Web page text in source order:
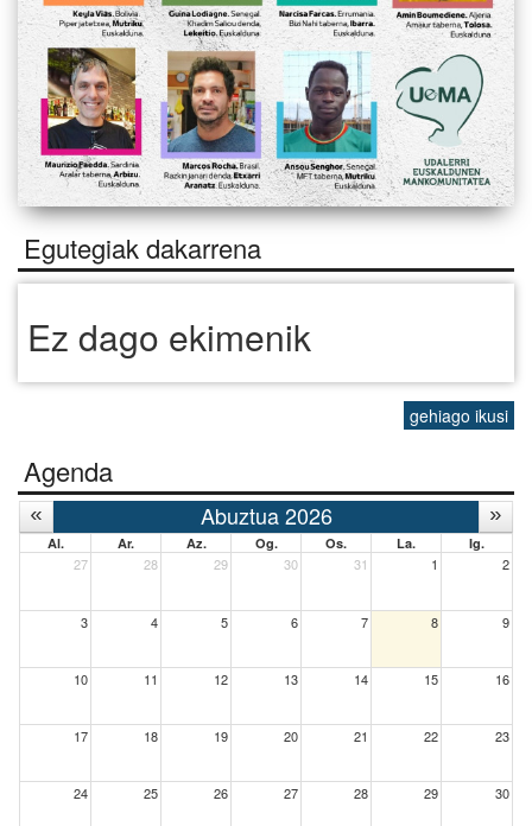
Egutegiak dakarrena
Ez dago ekimenik
gehiago ikusi
Agenda
Abuztua 2026
Al. Ar. Az. Og. Os. La. Ig.
27 28 29 30 31 1 2
3 4 5 6 7 8 9
10 11 12 13 14 15 16
17 18 19 20 21 22 23
24 25 26 27 28 29 30